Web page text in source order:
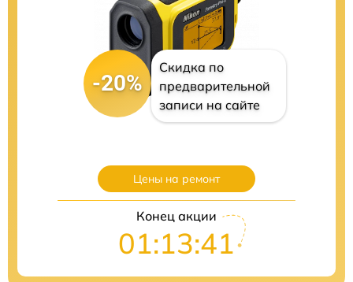
-20%
Скидка по
предварительной
записи на сайте
Цены на ремонт
Конец акции
01:13:40